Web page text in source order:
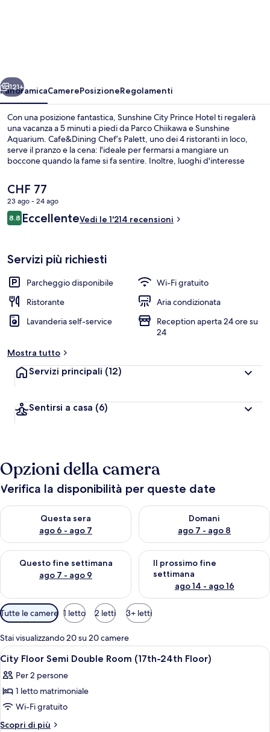
Esterni
Avanti
121+
PanoramicaCamerePosizioneRegolamenti
Con una posizione fantastica, Sunshine City Prince Hotel ti regalerà
una vacanza a 5 minuti a piedi da Parco Chiikawa e Sunshine
Aquarium. Cafe&Dining Chef’s Palett, uno dei 4 ristoranti in loco,
serve il pranzo e la cena: l'ideale per fermarsi a mangiare un
boccone quando la fame si fa sentire. Inoltre, luoghi d'interesse
soli 15 minuti a piedi. Le recensioni dei viaggiatori lodano il personale
gentile e la posizione invidiabile. La struttura è una comoda base per
spostarsi con i mezzi pubblici: Stazione di Higashi-Ikebukuro si trova
a 8 min a piedi e Stazione di Mukohara a 8.
Il
prezzo
attuale
è
CHF 77
23 ago - 24 ago
Recensioni
8.88.8 su 10
EccellenteVedi le 1'214 recensioni
Servizi più richiesti
Parcheggio disponibile
Wi-Fi gratuito
Ristorante
Aria condizionata
Lavanderia self-service
Reception aperta 24 ore su
24
Mostra tutto
Servizi principali (12)
Sentirsi a casa (6)
Opzioni della camera
Verifica la disponibilità per queste date
Questa sera
ago 6 - ago 7
Verifica la disponibilità per questa sera, ago 6 - ago 7
Domani
ago 7 - ago 8
Verifica la disponibilità per
Questo fine settimana
ago 7 - ago 9
Verifica la disponibilità per questo fine settimana, ago 7 - ago
Il prossimo fine
settimana
ago 14 - ago 16
Verifica la disponibilità per il
Filtri
disponibili
per
le
camere
Tutte le camere 1 letto 2 letti 3+ letti
Stai visualizzando 20 su 20 camere
Apri
tutte
le
foto
per
City
Copriletto in piuma, una cassaforte
5
City Floor Semi Double Room (17th-24th Floor)
Per 2 persone
1 letto matrimoniale
Wi-Fi gratuito
Scopri di più
Altri